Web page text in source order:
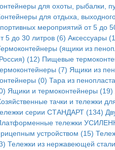
для охоты, рыбалки,
для отдыха,
мероприятий от 5 до
5 до 30 литров (6) Аксессуары
(ящики из
(12) Пищевые
(7) Ящики из
(0) Тара из
Ящики и термоконтейнеры (19)
тачки и тележки
серии СТАНДАРТ (134)
тележки
устройством (15)
Тележки из нержавеющей